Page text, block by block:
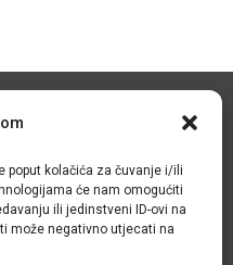
poput kolačića za čuvanje i/ili
će nam omogućiti
ili jedinstveni ID-ovi na
može negativno utjecati na